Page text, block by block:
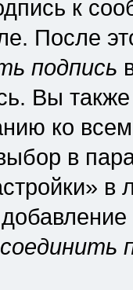
к
После
подпись
Вы
ко
в